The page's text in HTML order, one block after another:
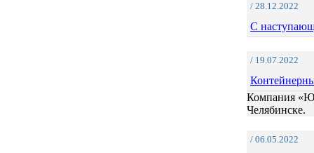
/ 28.12.2022
С
/ 19.07.2022
Компания
Челябинске.
/ 06.05.2022